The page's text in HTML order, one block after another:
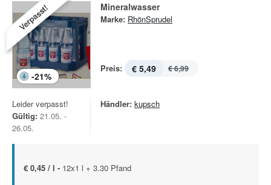
Verpasst!
-21%
Mineralwasser
Marke: RhönSprudel
Preis: € 5,49 € 6,99
Leider verpasst!
Gültig: 21.05. -
26.05.
Händler: kupsch
€ 0,45 / l - 12x1 l + 3.30 Pfand